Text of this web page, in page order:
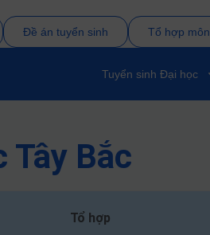
Đề án tuyển sinh Tổ hợp môn
Tuyển sinh Đại học
Tây Bắc
Tổ hợp